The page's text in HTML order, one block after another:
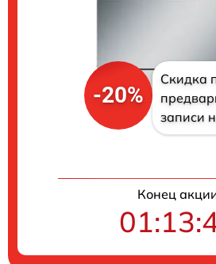
-20%
Скидка
записи
Конец